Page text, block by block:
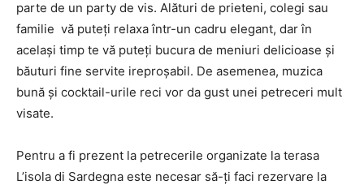
parte de un party de vis. Alături de prieteni, colegi sau
familie vă puteți relaxa într-un cadru elegant, dar în
același timp te vă puteți bucura de meniuri delicioase și
băuturi fine servite ireproșabil. De asemenea, muzica
bună și cocktail-urile reci vor da gust unei petreceri mult
visate.
Pentru a fi prezent la petrecerile organizate la terasa
L’isola di Sardegna este necesar să-ți faci rezervare la